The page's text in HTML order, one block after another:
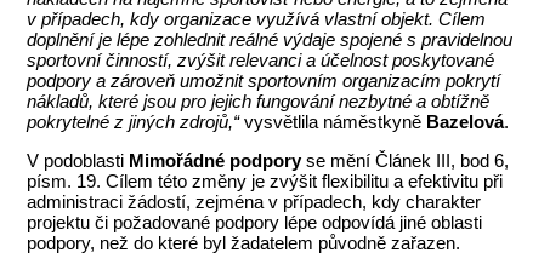
v případech, kdy organizace využívá vlastní objekt. Cílem
doplnění je lépe zohlednit reálné výdaje spojené s pravidelnou
sportovní činností, zvýšit relevanci a účelnost poskytované
podpory a zároveň umožnit sportovním organizacím pokrytí
nákladů, které jsou pro jejich fungování nezbytné a obtížně
pokrytelné z jiných zdrojů,“vysvětlila náměstkyně Bazelová.
V podoblasti Mimořádné podporyse mění Článek III, bod 6,
písm. 19. Cílem této změny je zvýšit flexibilitu a efektivitu při
administraci žádostí, zejména v případech, kdy charakter
projektu či požadované podpory lépe odpovídá jiné oblasti
podpory, než do které byl žadatelem původně zařazen.